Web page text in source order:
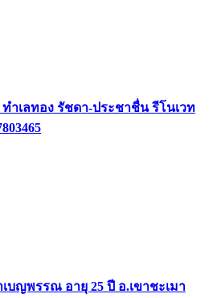
ำเลทอง รัชดา-ประชาชื่น รีโนเวท
บญพรรณ อายุ 25 ปี อ.เขาชะเมา